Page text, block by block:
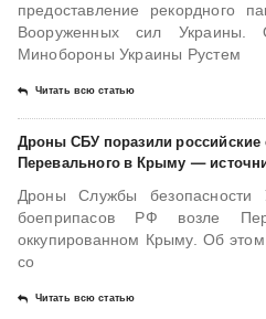
предоставление рекордного
Вооруженных сил
Минобороны Украины Рустем
Читать всю статью
​Дроны СБУ поразили
Перевального в Крыму —
Дроны Службы безопасности
боеприпасов РФ возле
оккупированном Крыму. Об
со
Читать всю статью